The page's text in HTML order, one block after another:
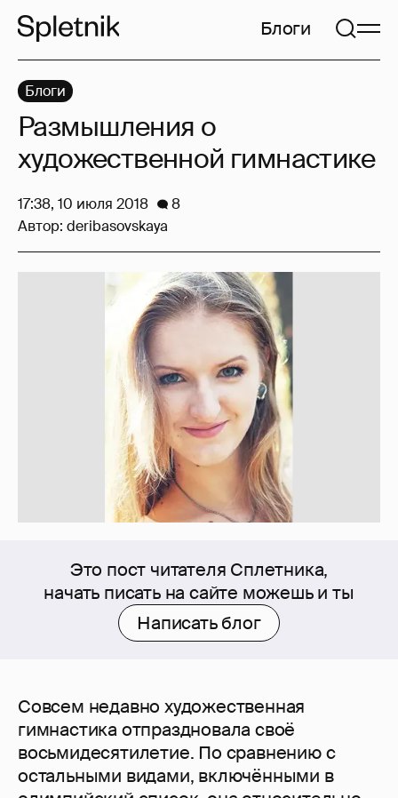
Блоги
Это пост читателя Сплетника,
начать писать на сайте можешь и ты
Написать блог
Совсем недавно художественная
гимнастика отпраздновала своё
восьмидесятилетие. По сравнению с
остальными видами, включёнными в
Блоги
Размышления о
художественной гимнастике
17:38, 10 июля 2018
8
Автор: deribasovskaya